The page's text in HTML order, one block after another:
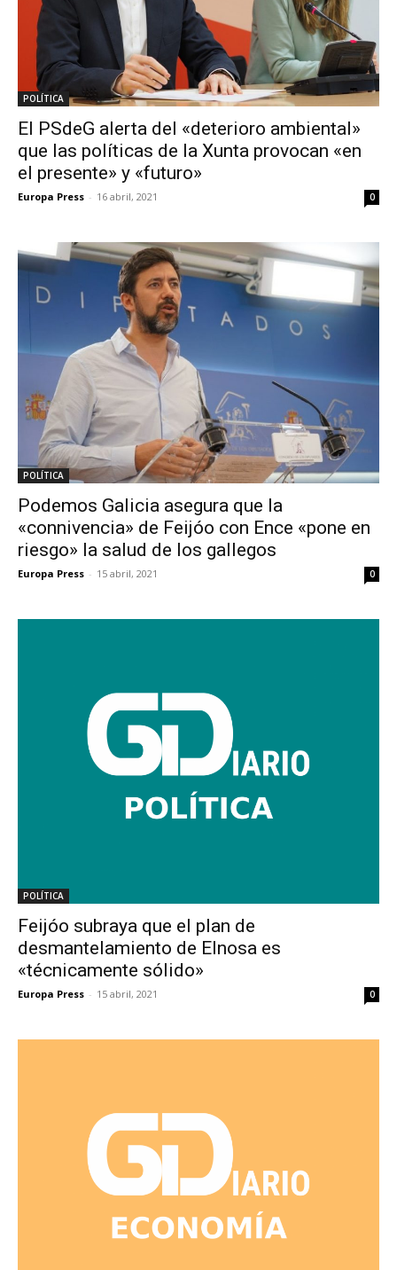
POLÍTICA
El PSdeG alerta del «deterioro ambiental»
que las políticas de la Xunta provocan «en
el presente» y «futuro»
Europa Press - 16 abril, 2021 0
POLÍTICA
Podemos Galicia asegura que la
«connivencia» de Feijóo con Ence «pone en
riesgo» la salud de los gallegos
Europa Press - 15 abril, 2021 0
POLÍTICA
Feijóo subraya que el plan de
desmantelamiento de Elnosa es
«técnicamente sólido»
Europa Press - 15 abril, 2021 0